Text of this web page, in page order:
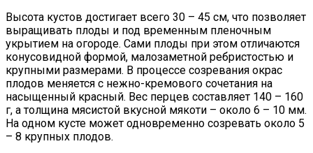
Высота кустов достигает всего 30 – 45 см, что позволяет
выращивать плоды и под временным пленочным
укрытием на огороде. Сами плоды при этом отличаются
конусовидной формой, малозаметной ребристостью и
крупными размерами. В процессе созревания окрас
плодов меняется с нежно-кремового сочетания на
насыщенный красный. Вес перцев составляет 140 – 160
г, а толщина мясистой вкусной мякоти – около 6 – 10 мм.
На одном кусте может одновременно созревать около 5
– 8 крупных плодов.